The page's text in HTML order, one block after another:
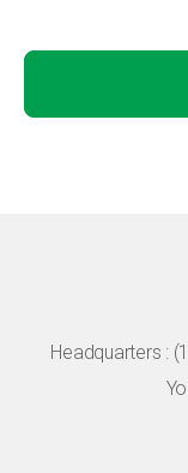
Headquarters :